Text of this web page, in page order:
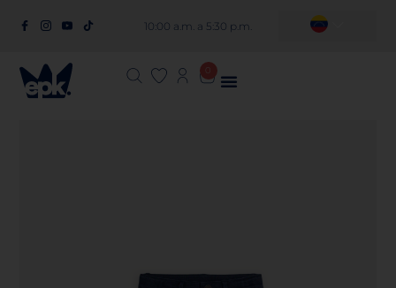
10:00 a.m. a 5:30 p.m.